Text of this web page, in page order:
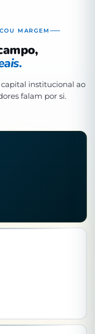
MARGEM
institucional ao
falam por si.